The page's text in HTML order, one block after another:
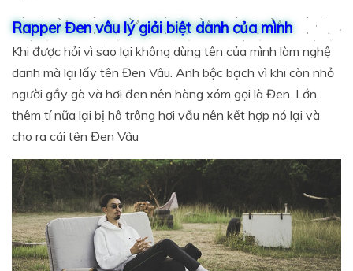
Rapper Đen vâu lý giải biệt danh của mình
Khi được hỏi vì sao lại không dùng tên của mình làm nghệ
danh mà lại lấy tên Đen Vâu. Anh bộc bạch vì khi còn nhỏ
người gầy gò và hơi đen nên hàng xóm gọi là Đen. Lớn
thêm tí nữa lại bị hô trông hơi vẩu nên kết hợp nó lại và
cho ra cái tên Đen Vâu